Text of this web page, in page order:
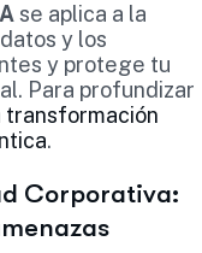
se aplica a la
y los
y protege tu
Para profundizar
transformación
.
Corporativa: